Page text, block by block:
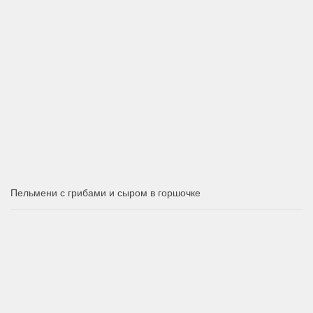
Пельмени с грибами и сыром в горшочке